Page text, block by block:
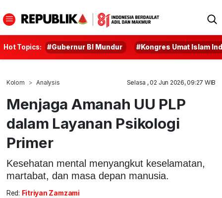
Hot Topics: #Gubernur BI Mundur #Kongres Umat Islam
Kolom Analysis Selasa , 02 Jun 2026, 09:27 WIB
Menjaga Amanah UU PLP
dalam Layanan Psikologi
Primer
Kesehatan mental menyangkut keselamatan,
martabat, dan masa depan manusia.
Red: Fitriyan Zamzami